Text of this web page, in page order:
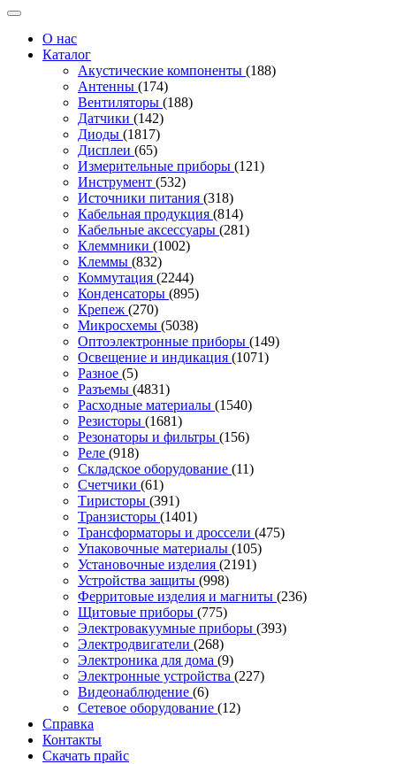
О нас
Каталог
Акустические компоненты (188)
Антенны (174)
Вентиляторы (188)
Датчики (142)
Диоды (1817)
Дисплеи (65)
Измерительные приборы (121)
Инструмент (532)
Источники питания (318)
Кабельная продукция (814)
Кабельные аксессуары (281)
Клеммники (1002)
Клеммы (832)
Коммутация (2244)
Конденсаторы (895)
Крепеж (270)
Микросхемы (5038)
Оптоэлектронные приборы (149)
Освещение и индикация (1071)
Разное (5)
Разъемы (4831)
Расходные материалы (1540)
Резисторы (1681)
Резонаторы и фильтры (156)
Реле (918)
Складское оборудование (11)
Счетчики (61)
Тиристоры (391)
Транзисторы (1401)
Трансформаторы и дроссели (475)
Упаковочные материалы (105)
Установочные изделия (2191)
Устройства защиты (998)
Ферритовые изделия и магниты (236)
Щитовые приборы (775)
Электровакуумные приборы (393)
Электродвигатели (268)
Электроника для дома (9)
Электронные устройства (227)
Видеонаблюдение (6)
Сетевое оборудование (12)
Справка
Контакты
Скачать прайс